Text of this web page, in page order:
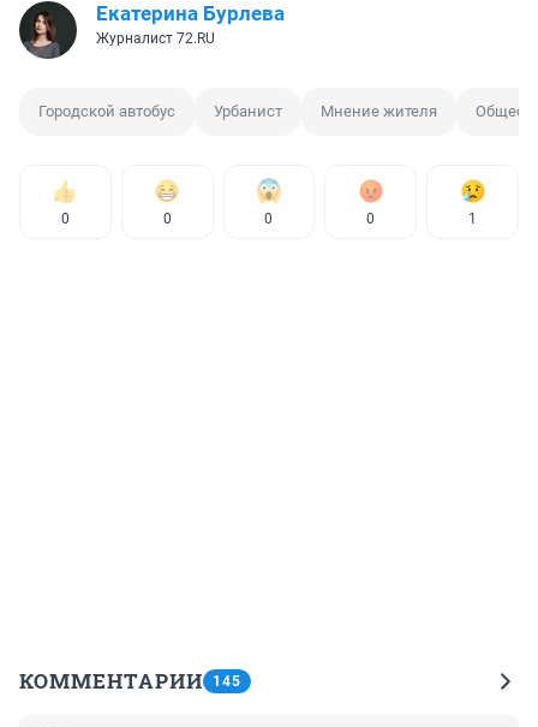
Екатерина Бурлева
Журналист 72.RU
Городской автобус Урбанист Мнение жителя
0 0 0 0 1
КОММЕНТАРИИ 145